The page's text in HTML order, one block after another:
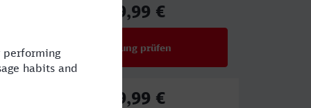
119,99 €
Verbindung prüfen
129,99 €